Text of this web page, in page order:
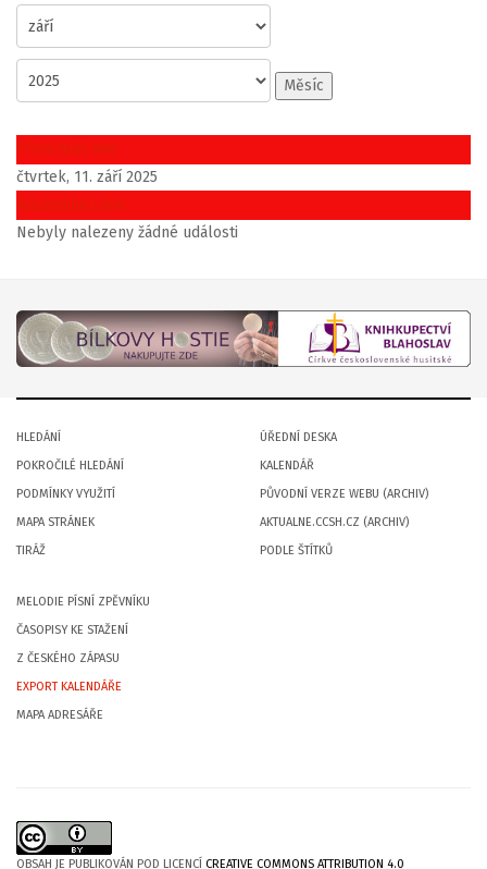
Měsíc
Předchozí den
čtvrtek, 11. září 2025
Následující den
Nebyly nalezeny žádné události
HLEDÁNÍ
POKROČILÉ HLEDÁNÍ
PODMÍNKY VYUŽITÍ
MAPA STRÁNEK
TIRÁŽ
ÚŘEDNÍ DESKA
KALENDÁŘ
PŮVODNÍ VERZE WEBU (ARCHIV)
AKTUALNE.CCSH.CZ (ARCHIV)
PODLE ŠTÍTKŮ
MELODIE PÍSNÍ ZPĚVNÍKU
ČASOPISY KE STAŽENÍ
Z ČESKÉHO ZÁPASU
EXPORT KALENDÁŘE
MAPA ADRESÁŘE
OBSAH JE PUBLIKOVÁN POD LICENCÍ CREATIVE COMMONS ATTRIBUTION 4.0